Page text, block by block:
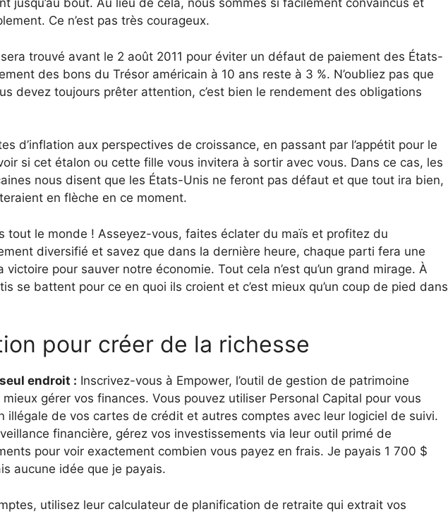
jusqu’au bout. Au lieu de cela, nous sommes si facilement convaincus et
Ce n’est pas très courageux.
trouvé avant le 2 août 2011 pour éviter un défaut de paiement des États-
des bons du Trésor américain à 10 ans reste à 3 %. N’oubliez pas que
devez toujours prêter attention, c’est bien le rendement des obligations
d’inflation aux perspectives de croissance, en passant par l’appétit pour le
si cet étalon ou cette fille vous invitera à sortir avec vous. Dans ce cas, les
nous disent que les États-Unis ne feront pas défaut et que tout ira bien,
en flèche en ce moment.
tout le monde ! Asseyez-vous, faites éclater du maïs et profitez du
diversifié et savez que dans la dernière heure, chaque parti fera une
pour sauver notre économie. Tout cela n’est qu’un grand mirage. À
se battent pour ce en quoi ils croient et c’est mieux qu’un coup de pied dans
pour créer de la richesse
endroit : Inscrivez-vous à Empower, l’outil de gestion de patrimoine
gérer vos finances. Vous pouvez utiliser Personal Capital pour vous
illégale de vos cartes de crédit et autres comptes avec leur logiciel de suivi.
financière, gérez vos investissements via leur outil primé de
pour voir exactement combien vous payez en frais. Je payais 1 700 $
aucune idée que je payais.
utilisez leur calculateur de planification de retraite qui extrait vos